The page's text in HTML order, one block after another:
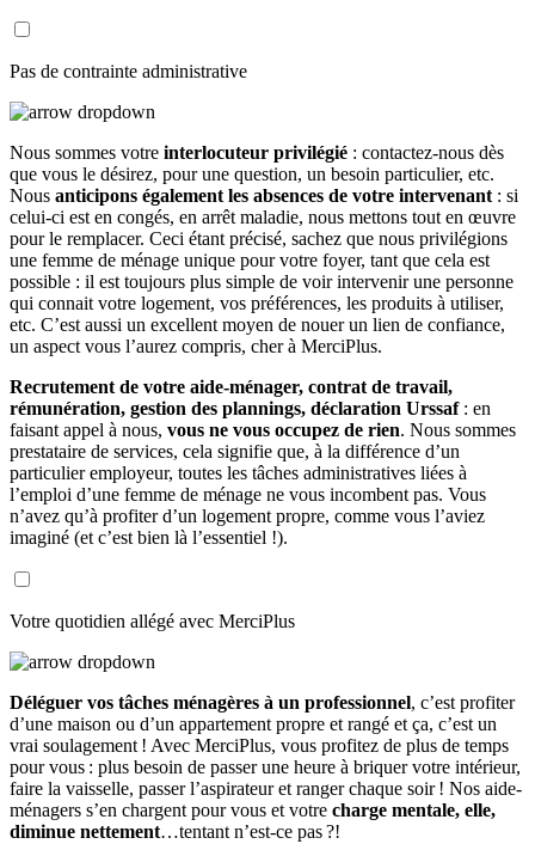
Pas de contrainte administrative
Nous sommes votre interlocuteur privilégié : contactez-nous dès
que vous le désirez, pour une question, un besoin particulier, etc.
Nous anticipons également les absences de votre intervenant : si
celui-ci est en congés, en arrêt maladie, nous mettons tout en œuvre
pour le remplacer. Ceci étant précisé, sachez que nous privilégions
une femme de ménage unique pour votre foyer, tant que cela est
possible : il est toujours plus simple de voir intervenir une personne
qui connait votre logement, vos préférences, les produits à utiliser,
etc. C’est aussi un excellent moyen de nouer un lien de confiance,
un aspect vous l’aurez compris, cher à MerciPlus.
Recrutement de votre aide-ménager, contrat de travail,
rémunération, gestion des plannings, déclaration Urssaf: en
faisant appel à nous, vous ne vous occupez de rien. Nous sommes
prestataire de services, cela signifie que, à la différence d’un
particulier employeur, toutes les tâches administratives liées à
l’emploi d’une femme de ménage ne vous incombent pas. Vous
n’avez qu’à profiter d’un logement propre, comme vous l’aviez
imaginé (et c’est bien là l’essentiel !).
Votre quotidien allégé avec MerciPlus
Déléguer vos tâches ménagères à un professionnel, c’est profiter
d’une maison ou d’un appartement propre et rangé et ça, c’est un
vrai soulagement ! Avec MerciPlus, vous profitez de plus de temps
pour vous : plus besoin de passer une heure à briquer votre intérieur,
faire la vaisselle, passer l’aspirateur et ranger chaque soir ! Nos aide-
ménagers s’en chargent pour vous et votre charge mentale, elle,
diminue nettement…tentant n’est-ce pas ?!